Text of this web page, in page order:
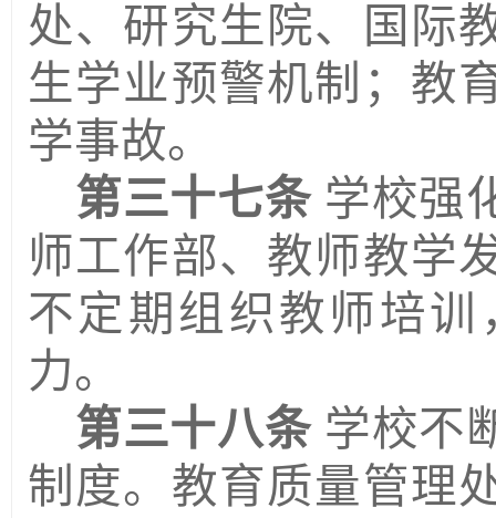
处、 研究生院、国际
生学业预警机制；教
学事故。
第三十七条 学校强
师工作部、 教师教学
不定期组织教师培
力。
第三十八条 学校不
制度。教育质量管理